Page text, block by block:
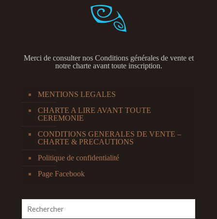
Merci de consulter nos Conditions générales de vente et
notre charte avant toute inscription.
MENTIONS LEGALES
CHARTE A LIRE AVANT TOUTE
CEREMONIE
CONDITIONS GENERALES DE VENTE –
CHARTE & PRECAUTIONS
Politique de confidentialité
Page Facebook